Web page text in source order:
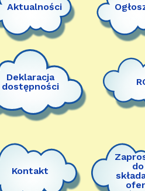
Aktualności
Deklaracja
dostępności
Kontakt
do